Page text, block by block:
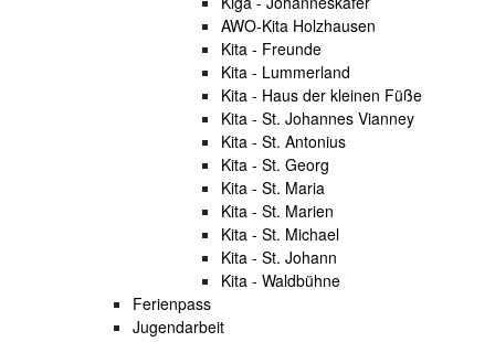
AWO-Kita Holzhausen
Kita - Freunde
Kita - Lummerland
Kita - Haus der kleinen Füße
Kita - St. Johannes Vianney
Kita - St. Antonius
Kita - St. Georg
Kita - St. Maria
Kita - St. Marien
Kita - St. Michael
Kita - St. Johann
Kita - Waldbühne
Ferienpass
Jugendarbeit